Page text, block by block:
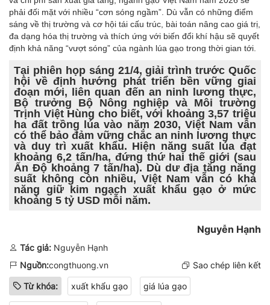
phải đối mặt với nhiều “cơn sóng ngầm”. Dù vẫn có những điểm
sáng về thị trường và cơ hội tái cấu trúc, bài toán nâng cao giá trị,
đa dạng hóa thị trường và thích ứng với biến đổi khí hậu sẽ quyết
định khả năng “vượt sóng” của ngành lúa gạo trong thời gian tới.
Tại phiên họp sáng 21/4, giải trình trước Quốc
hội về định hướng phát triển bền vững giai
đoạn mới, liên quan đến an ninh lương thực,
Bộ trưởng Bộ Nông nghiệp và Môi trường
Trịnh Việt Hùng cho biết, với khoảng 3,57 triệu
ha đất trồng lúa vào năm 2030, Việt Nam vẫn
có thể bảo đảm vững chắc an ninh lương thực
và duy trì xuất khẩu. Hiện năng suất lúa đạt
khoảng 6,2 tấn/ha, đứng thứ hai thế giới (sau
Ấn Độ khoảng 7 tấn/ha). Dù dư địa tăng năng
suất không còn nhiều, Việt Nam vẫn có khả
năng giữ kim ngạch xuất khẩu gạo ở mức
khoảng 5 tỷ USD mỗi năm.
Nguyễn Hạnh
Tác giả: Nguyễn Hạnh
Nguồn:congthuong.vn Sao chép liên kết
Từ khóa: xuất khẩu gạo giá lúa gạo